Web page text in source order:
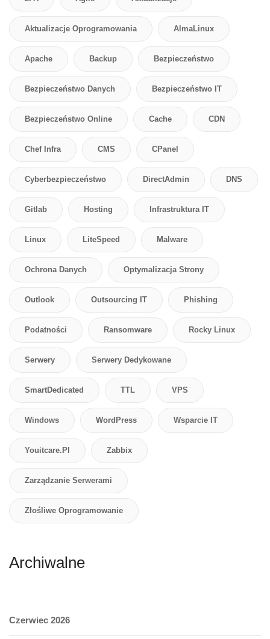
Aktualizacje Oprogramowania AlmaLinux
Apache Backup Bezpieczeństwo
Bezpieczeństwo Danych Bezpieczeństwo IT
Bezpieczeństwo Online Cache CDN
Chef Infra CMS CPanel
Cyberbezpieczeństwo DirectAdmin DNS
Gitlab Hosting Infrastruktura IT
Linux LiteSpeed Malware
Ochrona Danych Optymalizacja Strony
Outlook Outsourcing IT Phishing
Podatności Ransomware Rocky Linux
Serwery Serwery Dedykowane
SmartDedicated TTL VPS
Windows WordPress Wsparcie IT
Youitcare.pl Zabbix
Zarządzanie Serwerami
Złośliwe Oprogramowanie
Archiwalne
Czerwiec 2026